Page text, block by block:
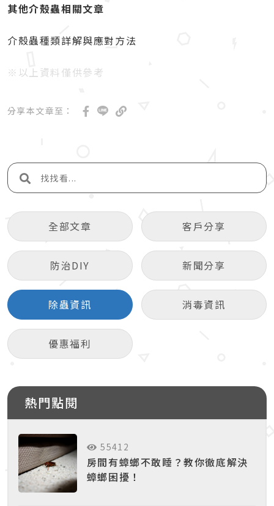
全部文章 客戶分享
防治DIY 新聞分享
除蟲資訊 消毒資訊
優惠福利
熱門點閱
55412
房間有蟑螂不敢睡？教你徹底解決
蟑螂困擾！
其他介殼蟲相關文章
介殼蟲種類詳解與應對方法
※以上資料僅供參考
分享本文章至：